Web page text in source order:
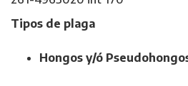
Tipos de plaga
Hongos y/ó